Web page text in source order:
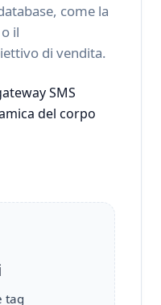
come la
il
di vendita.
SMS
del corpo
tag